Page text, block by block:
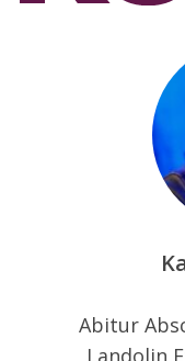
Abitur
Landolin